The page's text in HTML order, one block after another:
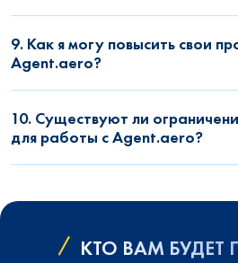
9. Как я могу повысить свои
Agent.aero?
10. Существуют ли
для работы с Agent.aero?
КТО ВАМ БУДЕТ